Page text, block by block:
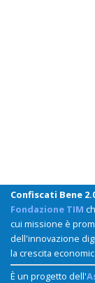
Confiscati Bene
Fondazione TIM
cui missione è
dell'innovazione
la crescita
È un progetto dell'